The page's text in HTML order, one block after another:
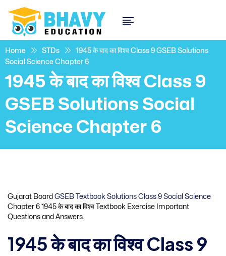
Home STDs
1945 के बाद का विश्व Class 9 GSEB Solutions
Social Science Chapter 6
1945 के बाद का विश्व Class 9
GSEB Solutions Social
Science Chapter 6
Gujarat Board GSEB Textbook Solutions Class 9 Social Science
Chapter 6 1945 के बाद का विश्व Textbook Exercise Important
Questions and Answers.
1945 के बाद का विश्व Class 9